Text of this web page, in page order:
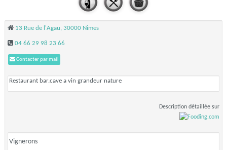
13 Rue de l'Agau, 30000 Nîmes
04 66 29 98 23 66
Contacter par mail
Restaurant bar.cave a vin grandeur nature
Description détaillée sur
Vignerons